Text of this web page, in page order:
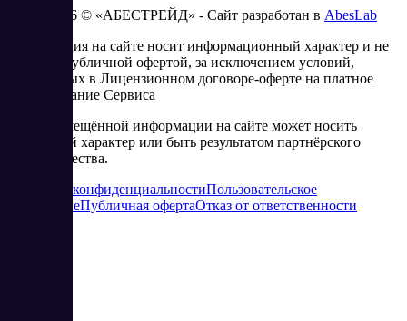
2023 - 2026 © «АБЕСТРЕЙД» - Сайт разработан в AbesLab
Информация на сайте носит информационный характер и не
является публичной офертой, за исключением условий,
изложенных в Лицензионном договоре-оферте на платное
использование Сервиса
Часть размещённой информации на сайте может носить
рекламный характер или быть результатом партнёрского
сотрудничества.
Политика конфиденциальностиПользовательское
соглашениеПубличная офертаОтказ от ответственности